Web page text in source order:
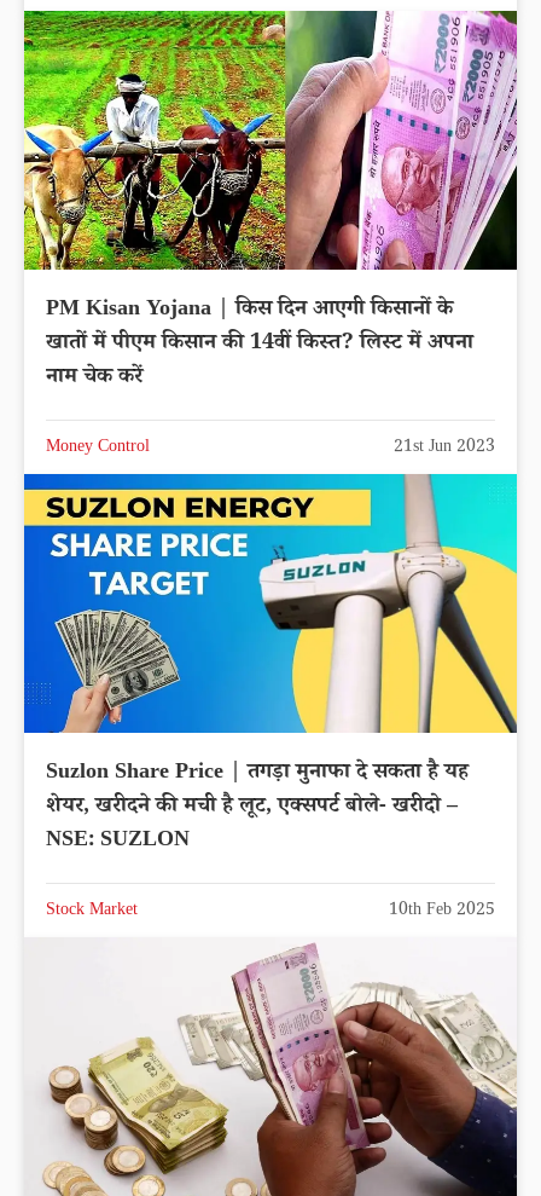
PM Kisan Yojana | किस दिन आएगी किसानों के
खातों में पीएम किसान की 14वीं किस्त? लिस्ट में अपना
नाम चेक करें
Money Control 21st Jun 2023
Suzlon Share Price | तगड़ा मुनाफा दे सकता है यह
शेयर, खरीदने की मची है लूट, एक्सपर्ट बोले- खरीदो –
NSE: SUZLON
Stock Market 10th Feb 2025